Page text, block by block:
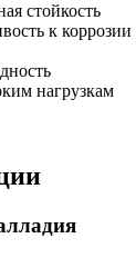
стойкость
к коррозии
нагрузкам